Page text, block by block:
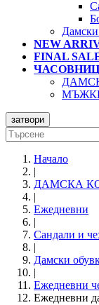
NEW
FINAL
затвори
Начало
|
ДАМСКА
|
Ежедневни
|
Сандали и
|
Дамски
|
Ежедневни
Ежедневни